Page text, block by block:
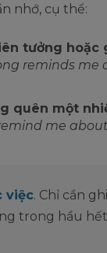
nhớ, cụ thể:
tưởng hoặc
reminds me
quên một
me
việc. Chỉ cần ghi
trong hầu hết